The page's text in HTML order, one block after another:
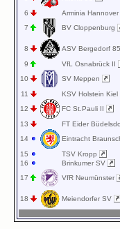
6
Arminia
7
BV Cloppenburg
8
ASV Bergedorf
9
VfL Osnabrück II
10
SV Meppen
11
KSV Holstein
12
FC St.Pauli II
13
FT Eider
14
Eintracht
15
TSV Kropp
16
Brinkumer SV
17
VfR Neumünster
18 Meiendorfer SV